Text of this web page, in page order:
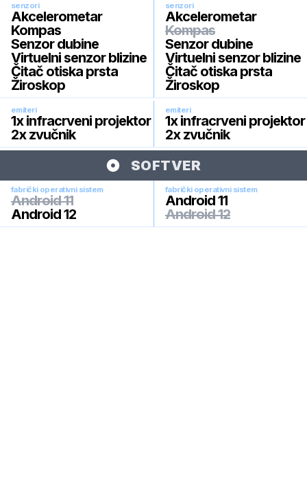
senzori
Akcelerometar
Kompas
Senzor dubine
Virtuelni senzor blizine
Čitač otiska prsta
Žiroskop
senzori
Akcelerometar
Kompas
Senzor dubine
Virtuelni senzor blizine
Čitač otiska prsta
Žiroskop
emiteri
1x infracrveni projektor
2x zvučnik
emiteri
1x infracrveni projektor
2x zvučnik
SOFTVER
fabrički operativni sistem
Android 11
Android 12
fabrički operativni sistem
Android 11
Android 12